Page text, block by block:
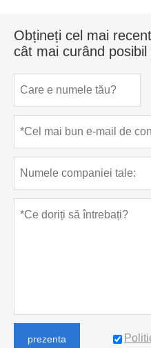
Obțineți cel mai
cât mai curând
prezenta